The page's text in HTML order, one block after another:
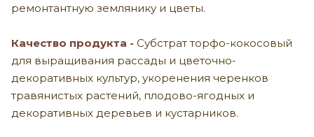
ремонтантную землянику и цветы.
Качество продукта - Субстрат торфо-кокосовый
для выращивания рассады и цветочно-
декоративных культур, укоренения черенков
травянистых растений, плодово-ягодных и
декоративных деревьев и кустарников.